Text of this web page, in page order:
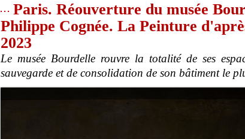
Paris. Réouverture du musée
Philippe Cognée. La Peinture
2023
Le musée Bourdelle rouvre la totalité de ses
sauvegarde et de consolidation de son bâtiment le